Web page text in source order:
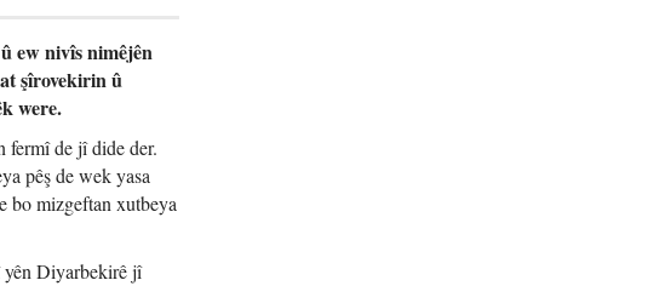
ew nivîs nimêjên
şîrovekirin û
were.
fermî de jî dide der.
pêş de wek yasa
bo mizgeftan xutbeya
yên Diyarbekirê jî